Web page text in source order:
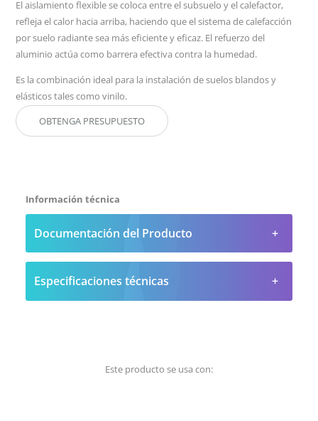
El aislamiento flexible se coloca entre el subsuelo y el calefactor,
refleja el calor hacia arriba, haciendo que el sistema de calefacción
por suelo radiante sea más eficiente y eficaz. El refuerzo del
aluminio actúa como barrera efectiva contra la humedad.
Es la combinación ideal para la instalación de suelos blandos y
elásticos tales como vinilo.
OBTENGA PRESUPUESTO
Información técnica
Documentación del Producto
Especificaciones técnicas
Este producto se usa con: